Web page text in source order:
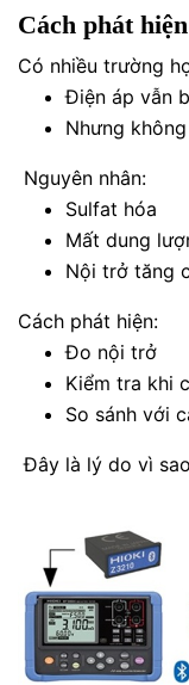
Cách phát
Có nhiều trường
Điện áp vẫn
Nhưng
Nguyên nhân:
Sulfat hóa
Mất dung
Nội trở tăng
Cách phát hiện:
Đo nội trở
Kiểm tra khi
So sánh với
Đây là lý do vì